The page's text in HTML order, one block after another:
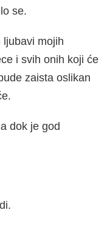
se.
ljubavi mojih
i svih onih koji će
zaista oslikan
dok je god